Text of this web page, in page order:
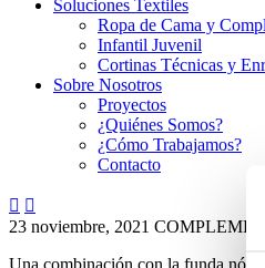
Soluciones Textiles
Ropa de Cama y
Infantil Juvenil
Cortinas Técnicas y
Sobre Nosotros
Proyectos
¿Quiénes Somos?
¿Cómo Trabajamos?
Contacto
 
23 noviembre, 2021
Una combinación con la funda